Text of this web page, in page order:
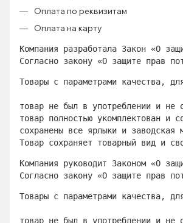
Оплата по реквизитам
Оплата на карту
Компания разработала Закон «О
Согласно закону «О защите прав
Товары с параметрами качества,
товар не был в употреблении и не
товар полностью укомплектован и
сохранены все ярлыки и заводская
Товар сохраняет товарный вид и
Компания руководит Законом «О
Согласно закону «О защите прав
Товары с параметрами качества,
товар не был в употреблении и не